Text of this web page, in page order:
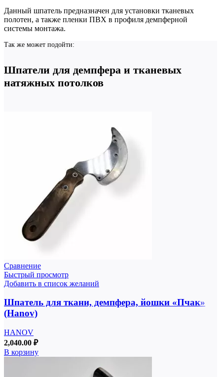
Данный шпатель предназначен для установки тканевых
полотен, а также пленки ПВХ в профиля демпферной
системы монтажа.
Так же может подойти:
Шпатели для демпфера и тканевых
натяжных потолков
Сравнение
Быстрый просмотр
Добавить в список желаний
Шпатель для ткани, демпфера, йошки «Пчак»
(Hanov)
HANOV
2,040.00 ₽
В корзину